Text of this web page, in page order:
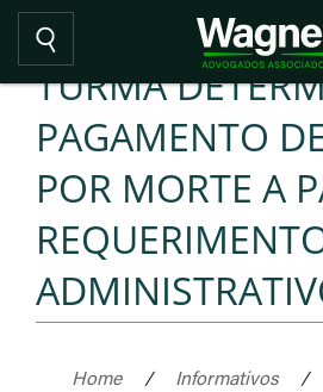
TURMA
PAGAMENTO
POR MORTE A
Home / Informativos /